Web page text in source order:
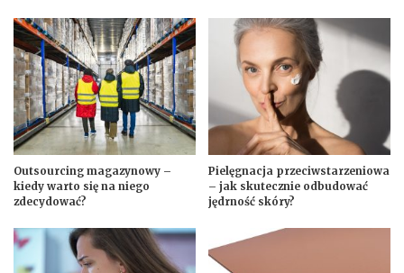
Outsourcing magazynowy –
kiedy warto się na niego
zdecydować?
Pielęgnacja przeciwstarzeniowa
– jak skutecznie odbudować
jędrność skóry?